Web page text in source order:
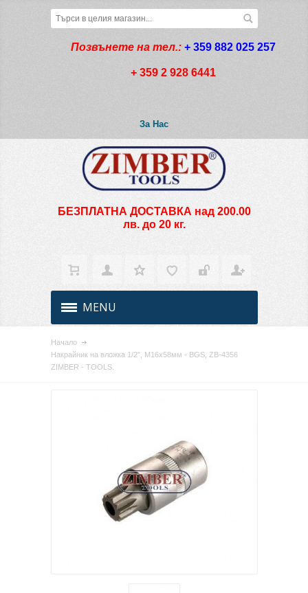
Позвънете на тел.: + 359 882 025 257
+ 359 2 928 6441
За Нас
БЕЗПЛАТНА ДОСТАВКА над 200.00
лв. до 20 кг.
MENU
Начало
Накрайник на вложка 1/2", М16х58мм - BGS, ZB-4356
ZIMBER - TOOLS.